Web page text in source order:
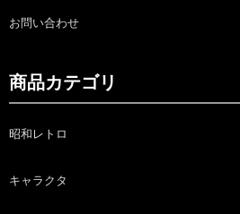
お問い合わせ
商品カテゴリ
昭和レトロ
キャラクタ